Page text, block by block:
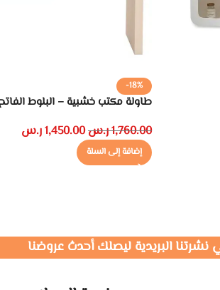
-18%
طاولة مكتب خشبية – البلوط
1,760.00ر.س1,450.00ر.س
إضافة إلى السلة
البريدية ليصلك أحدث عروضنا